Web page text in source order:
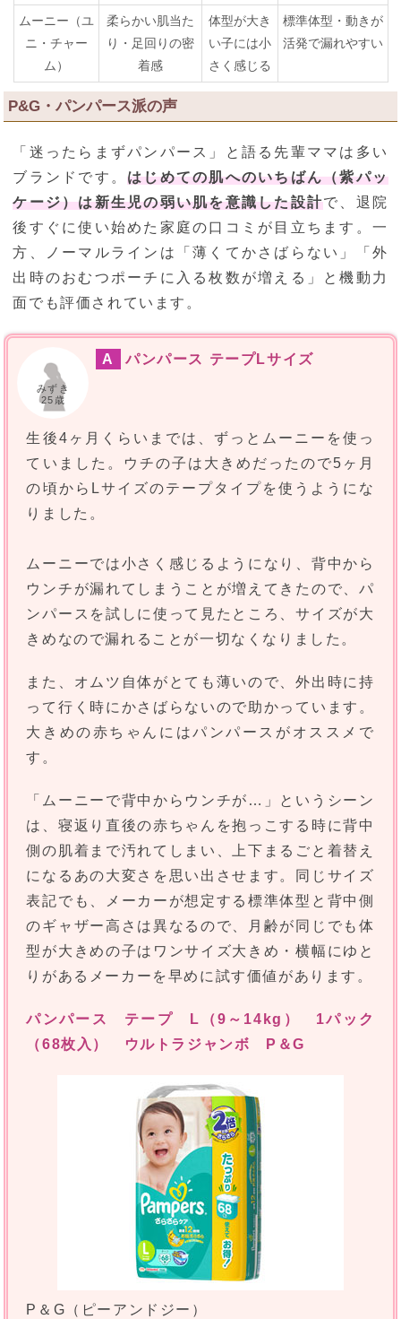
ムーニー（ユ
ニ・チャー
ム）
柔らかい肌当た
り・足回りの密
着感
体型が大き
い子には小
さく感じる
標準体型・動きが
活発で漏れやすい
P&G・パンパース派の声
「迷ったらまずパンパース」と語る先輩ママは多い
ブランドです。はじめての肌へのいちばん（紫パッ
ケージ）は新生児の弱い肌を意識した設計で、退院
後すぐに使い始めた家庭の口コミが目立ちます。一
方、ノーマルラインは「薄くてかさばらない」「外
出時のおむつポーチに入る枚数が増える」と機動力
面でも評価されています。
みずき
25歳
A パンパース テープLサイズ
生後4ヶ月くらいまでは、ずっとムーニーを使っ
ていました。ウチの子は大きめだったので5ヶ月
の頃からLサイズのテープタイプを使うようにな
りました。
ムーニーでは小さく感じるようになり、背中から
ウンチが漏れてしまうことが増えてきたので、パ
ンパースを試しに使って見たところ、サイズが大
きめなので漏れることが一切なくなりました。
また、オムツ自体がとても薄いので、外出時に持
って行く時にかさばらないので助かっています。
大きめの赤ちゃんにはパンパースがオススメで
す。
「ムーニーで背中からウンチが…」というシーン
は、寝返り直後の赤ちゃんを抱っこする時に背中
側の肌着まで汚れてしまい、上下まるごと着替え
になるあの大変さを思い出させます。同じサイズ
表記でも、メーカーが想定する標準体型と背中側
のギャザー高さは異なるので、月齢が同じでも体
型が大きめの子はワンサイズ大きめ・横幅にゆと
りがあるメーカーを早めに試す価値があります。
パンパース テープ L（9～14kg） 1パック
（68枚入） ウルトラジャンボ P＆G
P＆G（ピーアンドジー）